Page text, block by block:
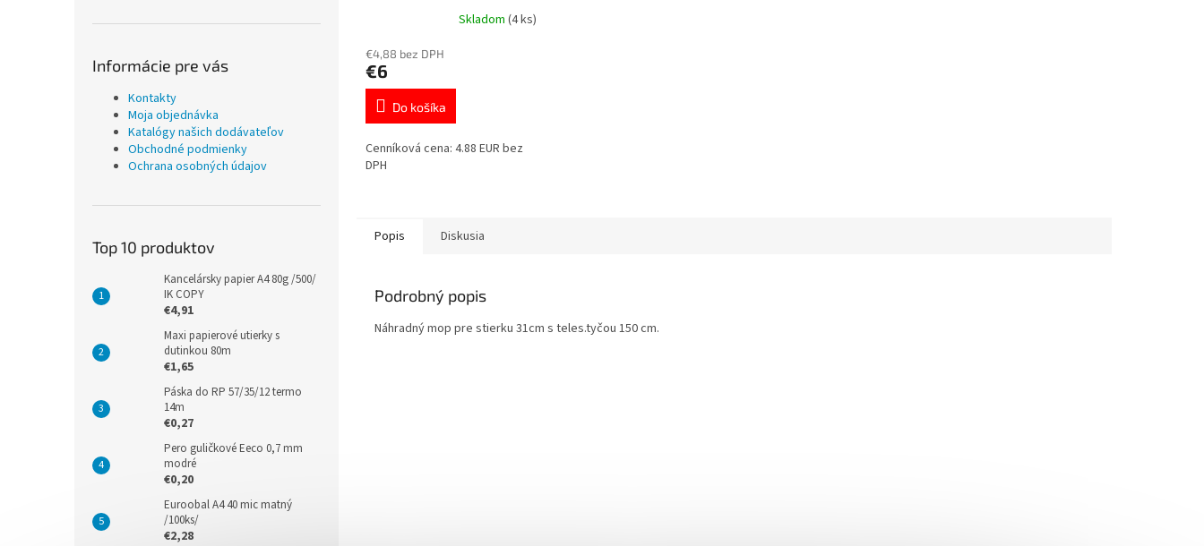
Informácie pre vás
Kontakty
Moja objednávka
Katalógy našich dodávateľov
Obchodné podmienky
Ochrana osobných údajov
Top 10 produktov
Kancelársky papier A4 80g /500/
IK COPY
€4,91
Maxi papierové utierky s
dutinkou 80m
€1,65
Páska do RP 57/35/12 termo
14m
€0,27
Pero guličkové Eeco 0,7 mm
modré
€0,20
Euroobal A4 40 mic matný
/100ks/
€2,28
Skladom (4 ks)
€4,88 bez DPH
€6
Do košíka
Cenníková cena: 4.88 EUR bez
DPH
Popis Diskusia
Podrobný popis
Náhradný mop pre stierku 31cm s teles.tyčou 150 cm.